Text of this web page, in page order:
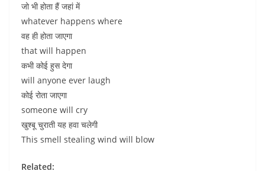
जो भी होता हैं जहां में
whatever happens where
वह ही होता जाएगा
that will happen
कभी कोई हुस देगा
will anyone ever laugh
कोई रोता जाएगा
someone will cry
खुश्बू चुराती यह हवा चलेगी
This smell stealing wind will blow
Related: